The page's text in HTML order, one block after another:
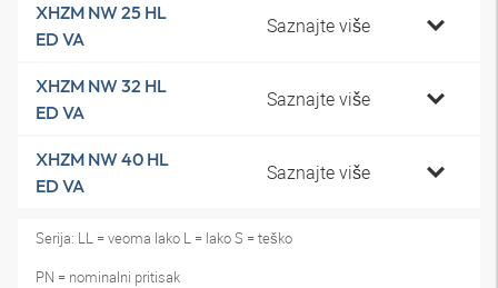
XHZM NW 25 HL
ED VA
Saznajte više
XHZM NW 32 HL
ED VA
Saznajte više
XHZM NW 40 HL
ED VA
Saznajte više
Serija: LL = veoma lako L = lako S = teško
PN = nominalni pritisak